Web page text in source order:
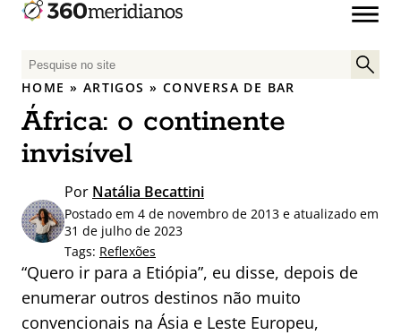
P
e
q
u
i
a
r
o
r
:
HOME » ARTIGOS » CONVERSA DE BAR
África: o continente
invisível
Por Natália Becattini
Postado em 4 de novembro de 2013 e atualizado em
31 de julho de 2023
Tags: Reflexões
“Quero ir para a Etiópia”, eu disse, depois de
enumerar outros destinos não muito
convencionais na Ásia e Leste Europeu,